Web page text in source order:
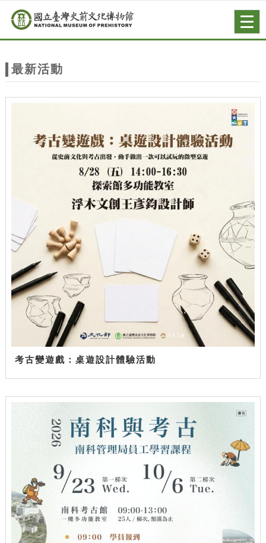
站
主
跳到主要內容
網站導覽
最新活動
考古變遊戲：桌遊設計體驗活動